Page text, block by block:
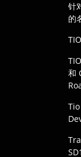
针
的
和